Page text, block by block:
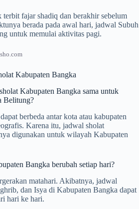
fajar shadiq dan berakhir sebelum
berada pada awal hari, jadwal Subuh
untuk memulai aktivitas pagi.
Kabupaten Bangka
Kabupaten Bangka sama untuk
Belitung?
berbeda antar kota atau kabupaten
Karena itu, jadwal sholat
digunakan untuk wilayah Kabupaten
Bangka berubah setiap hari?
matahari. Akibatnya, jadwal
dan Isya di Kabupaten Bangka dapat
hari ke hari.